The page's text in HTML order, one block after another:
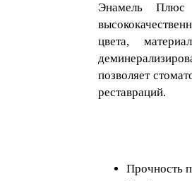
Энамель
цвета,
позволяет
реставраций.
Прочность